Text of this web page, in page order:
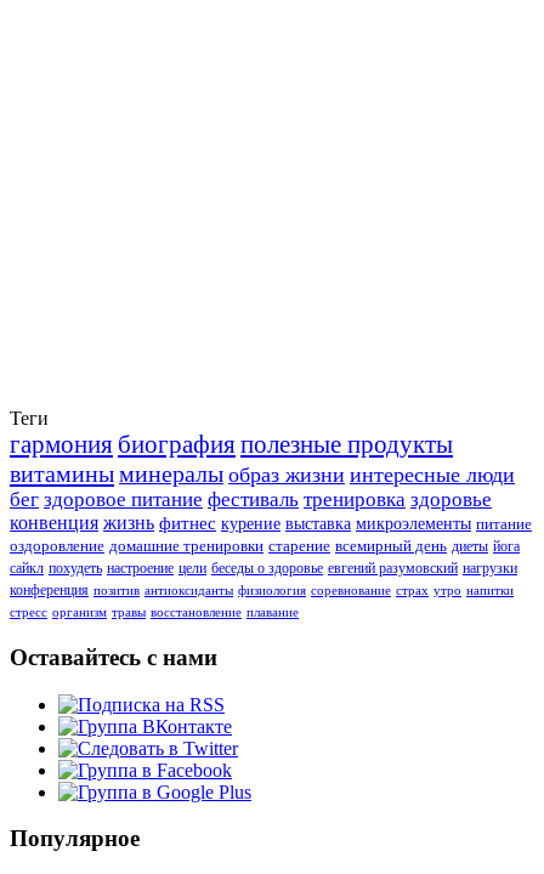
Теги
гармония биографияполезные продукты
витаминыминералы образ жизни интересные люди
бег здоровое питание фестиваль тренировка здоровье
конвенция жизнь фитнес курение выставка микроэлементы питание
оздоровление домашние тренировки старение всемирный день диеты йога
сайкл похудеть настроение цели беседы о здоровье евгений разумовский нагрузки
конференция позитив антиоксиданты физиология соревнование страх утро напитки
стресс организм травы восстановление плавание
Оставайтесь с нами
Популярное